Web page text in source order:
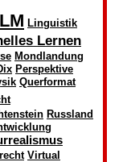
Linguistik
Lernen
Mondlandung
Perspektive
Querformat
Russland
Virtual